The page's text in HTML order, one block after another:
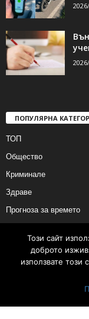
ПОПУЛЯРНА
ТОП
Общество
Криминале
Здраве
Прогноза за времето
Политика
Култура
Този сайт
доброто
използвате